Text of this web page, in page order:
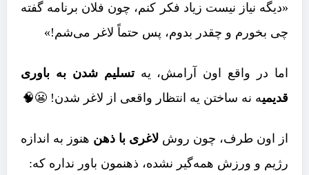
«دیگه نیاز نیست زیاد فکر کنم، چون فلان برنامه گفته
چی بخورم و چقدر بدوم، پس حتماً لاغر می‌شم!»
اما در واقع اون آرامش، یهتسلیم شدن به باوری
قدیمیه نه ساختن یه انتظار واقعی از لاغر شدن! 😬🧠
از اون طرف، چون روش لاغری با ذهن هنوز به اندازه
رژیم و ورزش همه‌گیر نشده، ذهنمون باور نداره که: